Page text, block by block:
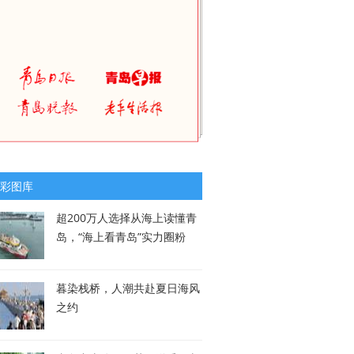
图库
超200万人选择从海上读懂青
岛，“海上看青岛”实力圈粉
暮染栈桥，人潮共赴夏日海风
之约